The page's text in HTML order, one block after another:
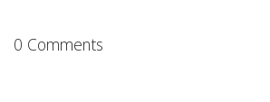
0 Comments